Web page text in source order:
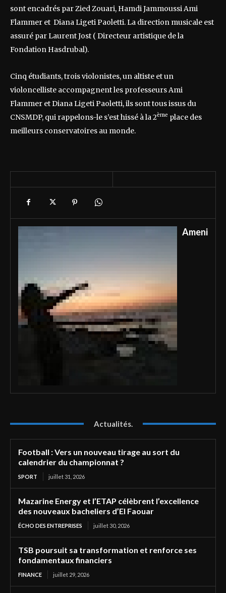
sont encadrés par Zied Zouari, Hamdi Jammoussi Ami
Flammer et Diana Ligeti Paoletti. La direction musicale est
assuré par Laurent Jost ( Directeur artistique de la
Fondation Hasdrubal).
Cinq étudiants, trois violonistes, un altiste et un
violoncelliste accompagnent les professeurs Ami
Flammer et Diana Ligeti Paoletti, ils sont tous issus du
CNSMDP, qui rappelons-le s’est hissé à la 2ème place des
meilleurs conservatoires au monde.
Ameni
Actualités.
Football : Vers un nouveau tirage au sort du
calendrier du championnat ?
SPORT juillet 31, 2026
Mazarine Energy et l’ETAP célèbrent l’excellence
des nouveaux bacheliers d’El Faouar
ÉCHO DES ENTREPRISES juillet 30, 2026
TSB poursuit sa transformation et renforce ses
fondamentaux financiers
FINANCE juillet 29, 2026